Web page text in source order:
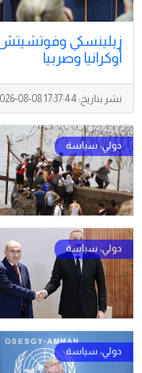
زيلينسكي وفوتشيتش
أوكرانيا وصربيا
نشر بتاريخ: 08-08 17:37:44